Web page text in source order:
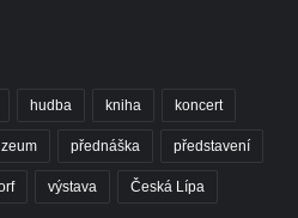
hudba kniha koncert
přednáška představení
výstava Česká Lípa